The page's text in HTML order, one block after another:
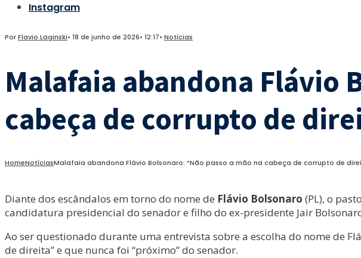
Instagram
PorFlavio Laginski• 18 de junho de 2026• 12:17• Notícias
Malafaia abandona Flávio
cabeça de corrupto de
HomeNotíciasMalafaia abandona Flávio Bolsonaro: “Não passo a mão na cabeça de corrupto de
Diante dos escândalos em torno do nome de Flávio Bolsonaro (PL), o
candidatura presidencial do senador e filho do ex-presidente Jair
Ao ser questionado durante uma entrevista sobre a escolha do nome de
de direita” e que nunca foi “próximo” do senador.